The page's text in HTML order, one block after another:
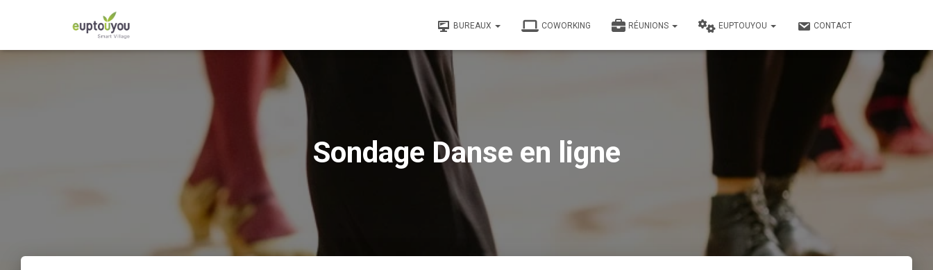
BUREAUX COWORKING RÉUNIONS EUPTOUYOU CONTACT
Sondage Danse en ligne